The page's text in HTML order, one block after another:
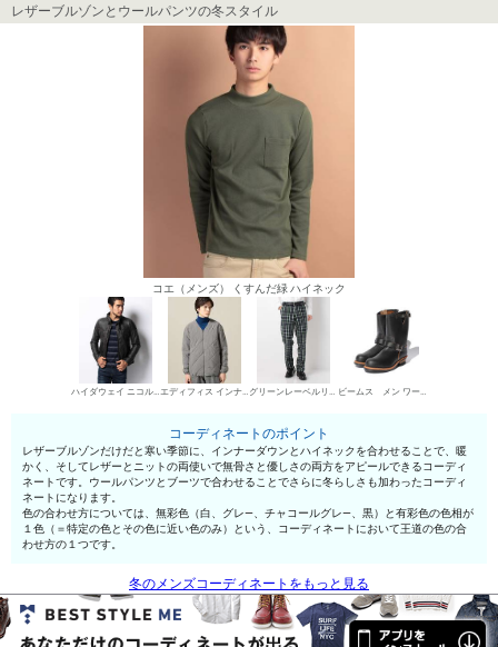
レザーブルゾンとウールパンツの冬スタイル
コエ（メンズ） くすんだ緑 ハイネック
ハイダウェイ ニコル レザーブルゾン エディフィス インナーダウン グリーンレーベルリラクシング ウールパンツ ビームス メン ワークブーツ
コーディネートのポイント
レザーブルゾンだけだと寒い季節に、インナーダウンとハイネックを合わせることで、暖
かく、そしてレザーとニットの両使いで無骨さと優しさの両方をアピールできるコーディ
ネートです。ウールパンツとブーツで合わせることでさらに冬らしさも加わったコーディ
ネートになります。
色の合わせ方については、無彩色（白、グレ—、チャコールグレ—、黒）と有彩色の色相が
１色（＝特定の色とその色に近い色のみ）という、コーディネートにおいて王道の色の合
わせ方の１つです。
冬のメンズコーディネートをもっと見る